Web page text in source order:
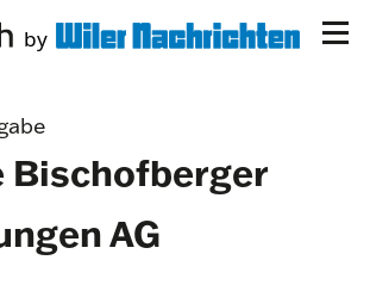
Bischofberger
AG